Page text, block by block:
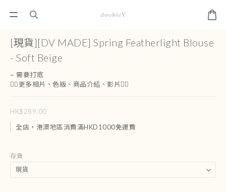
[現貨][DV MADE] Spring Featherlight Blouse
- Soft Beige
~ 需要打底
👇🏻更多相片、色版、商品介紹、影片👇🏻
HK$289.00
全店，港澳地區消費滿HKD1000免運費
存貨